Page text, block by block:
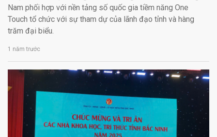
Nam phối hợp với nền tảng số quốc gia tiềm năng One
Touch tổ chức với sự tham dự của lãnh đạo tỉnh và hàng
trăm đại biểu.
1 năm trước